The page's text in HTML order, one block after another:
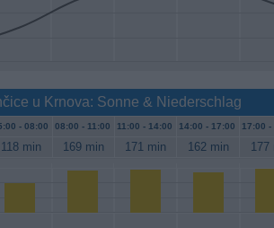
u Krnova: Sonne & Niederschlag
- 08:00 08:00 - 11:00 11:00 - 14:00 14:00 - 17:00 17:00 -
118 min 169 min 171 min 162 min 177